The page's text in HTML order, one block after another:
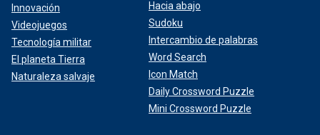
Innovación
Videojuegos
Tecnología militar
El planeta Tierra
Naturaleza salvaje
Hacia abajo
Sudoku
Intercambio de palabras
Word Search
Icon Match
Daily Crossword Puzzle
Mini Crossword Puzzle